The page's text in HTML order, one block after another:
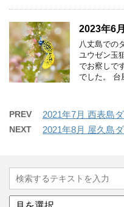
2023年6
八丈島での
ユウゼン玉
でお察しで
でした。 台
PREV 2021年7月 西表島
NEXT 2021年8月 屋久島
ア